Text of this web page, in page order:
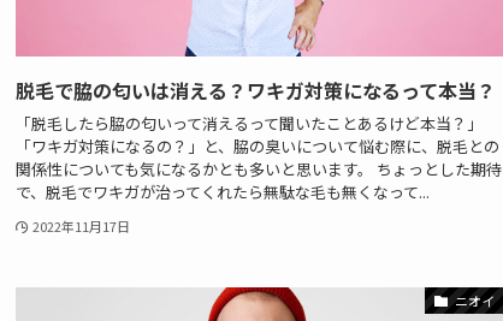
脱毛で脇の匂いは消える？ワキガ対策になるって本当？
「脱毛したら脇の匂いって消えるって聞いたことあるけど本当？」
「ワキガ対策になるの？」と、脇の臭いについて悩む際に、脱毛との
関係性についても気になるかとも多いと思います。 ちょっとした期待
で、脱毛でワキガが治ってくれたら無駄な毛も無くなって...
2022年11月17日
ニオイ